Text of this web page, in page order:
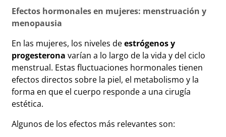
Efectos hormonales en mujeres: menstruación y
menopausia
En las mujeres, los niveles deestrógenos y
progesterona varían a lo largo de la vida y del ciclo
menstrual. Estas fluctuaciones hormonales tienen
efectos directos sobre la piel, el metabolismo y la
forma en que el cuerpo responde a una cirugía
estética.
Algunos de los efectos más relevantes son: